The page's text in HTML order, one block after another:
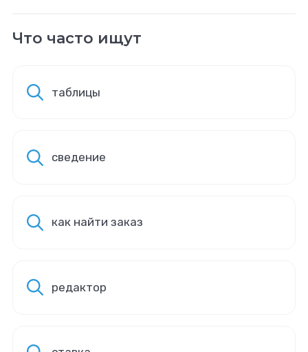
Что часто ищут
таблицы
сведение
как найти заказ
редактор